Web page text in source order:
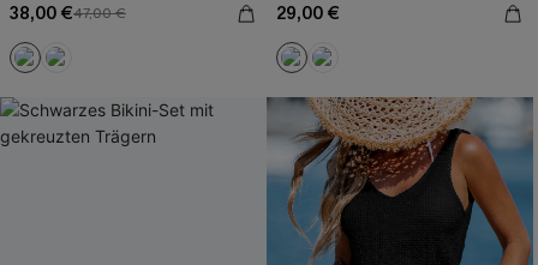
38,00 €47,00 € 29,00 €